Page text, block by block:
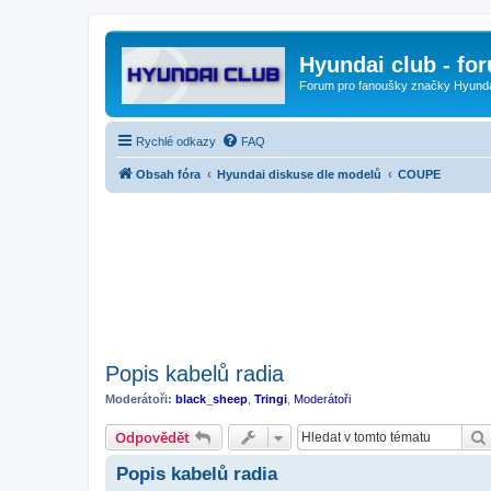
Hyundai club -
Forum pro fanoušky značky
Rychlé odkazy FAQ
Obsah fóra Hyundai diskuse dle modelů COUPE
Popis kabelů radia
Moderátoři: black_sheep Tringi Moderátoři
Odpovědět
Popis kabelů radia